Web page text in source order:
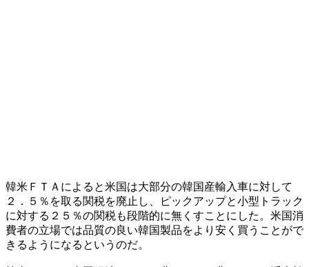
韓米ＦＴＡによると米国は大部分の韓国産輸入車に対して
２．５％を取る関税を廃止し、ピックアップと小型トラック
に対する２５％の関税も段階的に無くすことにした。米国消
費者の立場では品質の良い韓国製品をより安く買うことがで
きるようになるというのだ。